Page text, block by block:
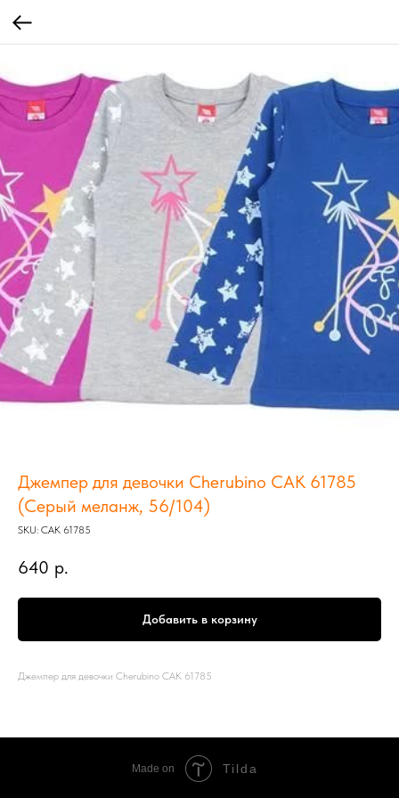
Джемпер для девочки Cherubino CAК 61785
(Серый меланж, 56/104)
SKU: CAК 61785
640 р.
Добавить в корзину
Джемпер для девочки Cherubino CAК 61785
Made on Tilda